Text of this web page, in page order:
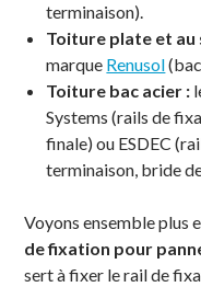
terminaison).
Toiture plate et au
marque Renusol
Toiture bac acier :
Systems (rails de
finale) ou ESDEC
terminaison, bride
Voyons ensemble plus
de fixation pour
sert à fixer le rail de